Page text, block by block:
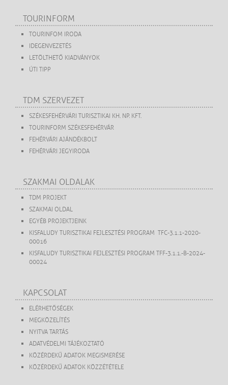
TOURINFORM
TOURINFOM IRODA
IDEGENVEZETÉS
LETÖLTHETŐ KIADVÁNYOK
ÚTI TIPP
TDM SZERVEZET
SZÉKESFEHÉRVÁRI TURISZTIKAI KH. NP. KFT.
TOURINFORM SZÉKESFEHÉRVÁR
FEHÉRVÁRI AJÁNDÉKBOLT
FEHÉRVÁRI JEGYIRODA
SZAKMAI OLDALAK
TDM PROJEKT
SZAKMAI OLDAL
EGYÉB PROJEKTJEINK
KISFALUDY TURISZTIKAI FEJLESZTÉSI PROGRAM TFC-3.1.1-2020-
00016
KISFALUDY TURISZTIKAI FEJLESZTÉSI PROGRAM TFF-3.1.1.-B-2024-
00024
KAPCSOLAT
ELÉRHETŐSÉGEK
MEGKÖZELÍTÉS
NYITVA TARTÁS
ADATVÉDELMI TÁJÉKOZTATÓ
KÖZÉRDEKŰ ADATOK MEGISMERÉSE
KÖZÉRDEKŰ ADATOK KÖZZÉTÉTELE